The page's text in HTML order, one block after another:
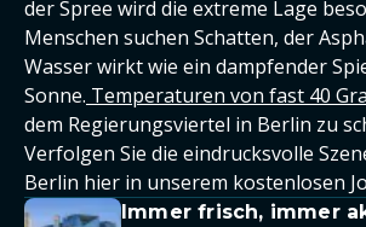
der Spree wird die extreme Lage
Menschen suchen Schatten, der
Wasser wirkt wie ein dampfender
Sonne. Temperaturen von fast 40
dem Regierungsviertel in Berlin zu
Verfolgen Sie die eindrucksvolle
Berlin hier in unserem kostenlosen
Immer frisch, immer